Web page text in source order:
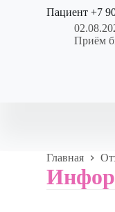
Пациент +7
Приём
Главная